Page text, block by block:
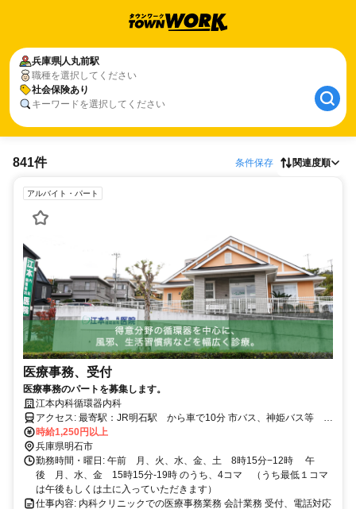
兵庫県人丸前駅
職種を選択してください
社会保険あり
キーワードを選択してください
841件 条件保存 関連度順
アルバイト・パート
医療事務、受付
医療事務のパートを募集します。
江本内科循環器内科
アクセス: 最寄駅：JR明石駅 から車で10分 市バス、神姫バス等 中
朝霧丘より徒歩1分
時給1,250円以上
兵庫県明石市
勤務時間・曜日: 午前 月、火、水、金、土 8時15分−12時 午
後 月、水、金 15時15分-19時 のうち、4コマ （うち最低１コマ
は午後もしくは土に入っていただきます）
仕事内容: 内科クリニックでの医療事務業務 会計業務 受付、電話対応